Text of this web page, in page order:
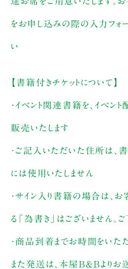
をお申し込みの際の入力フォ
い
【書籍付きチケットについて】
・イベント関連書籍を、イベント
販売いたします
・ご記入いただいた住所は、
には使用いたしません
・サイン入り書籍の場合は、
る「為書き」はございません。
・商品到着までお時間をいた
また発送は、本屋B&Bよりお